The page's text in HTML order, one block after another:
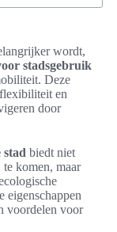
wordt,
stadsgebruik
Deze
en
door
stad biedt niet
komen, maar
eigenschappen
voordelen voor